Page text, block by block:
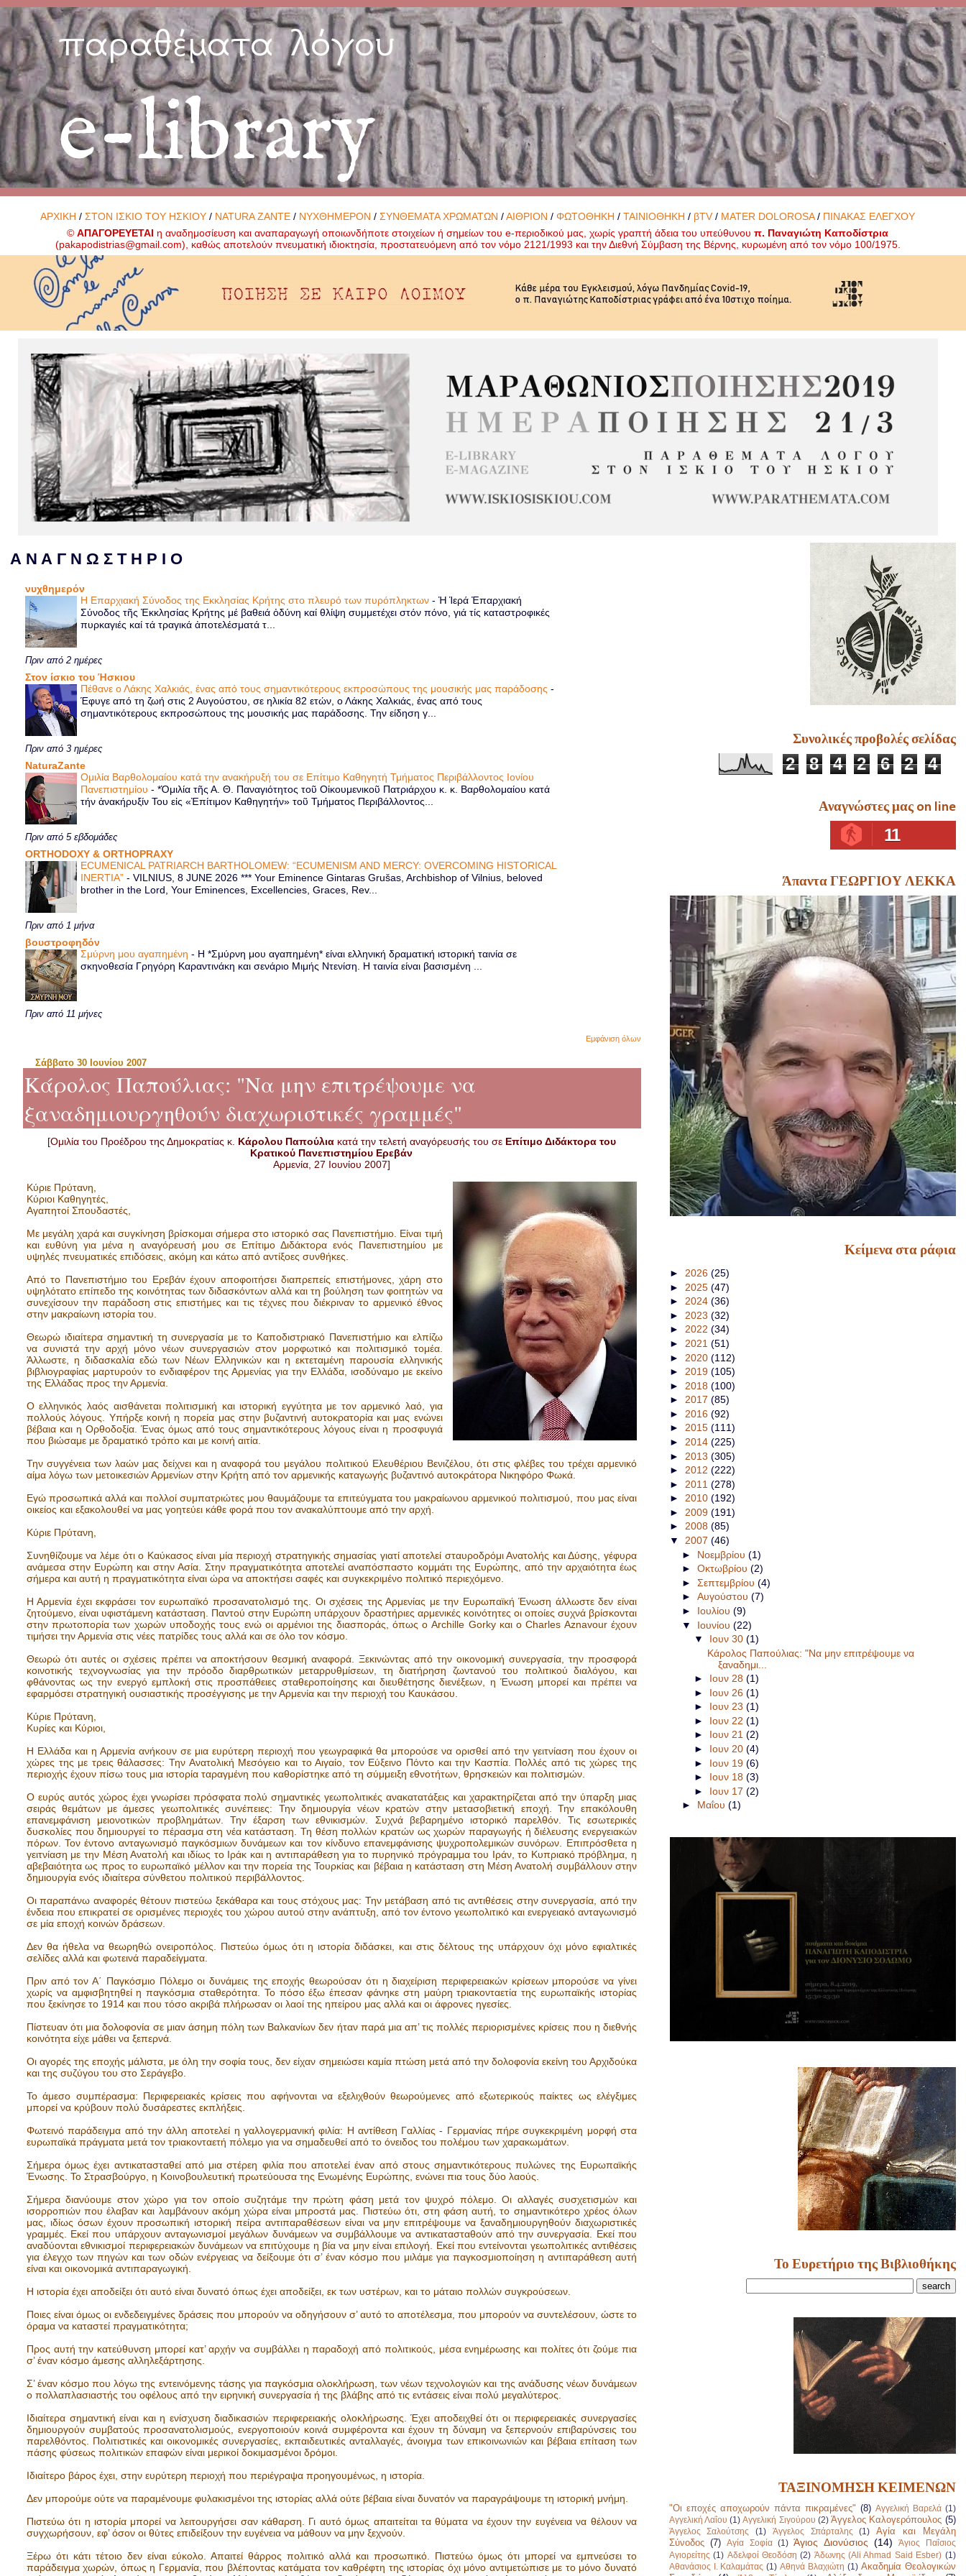
παραθέματα λόγου
e-library
ΑΡΧΙΚΗ /ΣΤΟΝ ΙΣΚΙΟ ΤΟΥ ΗΣΚΙΟΥ / NATURA ZANTE / ΝΥΧΘΗΜΕΡΟΝ /ΣΥΝΘΕΜΑΤΑ ΧΡΩΜΑΤΩΝ /ΑΙΘΡΙΟΝ /ΦΩΤΟΘΗΚΗ /ΤΑΙΝΙΟΘΗΚΗ / βTV / MATER DOLOROSA/ ΠΙΝΑΚΑΣ ΕΛΕΓΧΟΥ
©ΑΠΑΓΟΡΕΥΕΤΑΙ η αναδημοσίευση και αναπαραγωγή οποιωνδήποτε στοιχείων ή σημείων του e-περιοδικού μας, χωρίς γραπτή άδεια του υπεύθυνουπ. Παναγιώτη Καποδίστρια
(pakapodistrias@gmail.com), καθώς αποτελούν πνευματική ιδιοκτησία, προστατευόμενη από τον νόμο 2121/1993 και την Διεθνή Σύμβαση της Βέρνης, κυρωμένη από τον νόμο 100/1975.
Α Ν Α Γ Ν Ω Σ Τ Η Ρ Ι Ο
νυχθημερόν
Η Επαρχιακή Σύνοδος της Εκκλησίας Κρήτης στο πλευρό των πυρόπληκτων-Ἡ Ἱερά Ἐπαρχιακή
Σύνοδος τῆς Ἐκκλησίας Κρήτης μέ βαθειά ὀδύνη καί θλίψη συμμετέχει στόν πόνο, γιά τίς καταστροφικές
πυρκαγιές καί τά τραγικά ἀποτελέσματά τ...
Πριν από 2 ημέρες
Στον ίσκιο του Ήσκιου
Πέθανε ο Λάκης Χαλκιάς, ένας από τους σημαντικότερους εκπροσώπους της μουσικής μας παράδοσης-
Έφυγε από τη ζωή στις 2 Αυγούστου, σε ηλικία 82 ετών, ο Λάκης Χαλκιάς, ένας από τους
σημαντικότερους εκπροσώπους της μουσικής μας παράδοσης. Την είδηση γ...
Πριν από 3 ημέρες
NaturaZante
Ομιλία Βαρθολομαίου κατά την ανακήρυξή του σε Επίτιμο Καθηγητή Τμήματος Περιβάλλοντος Ιονίου
Πανεπιστημίου-*Ὁμιλία τῆς Α. Θ. Παναγιότητος τοῦ Οἰκουμενικοῦ Πατριάρχου κ. κ. Βαρθολομαίου κατά
τήν ἀνακήρυξίν Του εἰς «Ἐπίτιμον Καθηγητήν» τοῦ Τμήματος Περιβάλλοντος...
Πριν από 5 εβδομάδες
ORTHODOXY & ORTHOPRAXY
ECUMENICAL PATRIARCH BARTHOLOMEW: “ECUMENISM AND MERCY: OVERCOMING HISTORICAL
INERTIA”-VILNIUS, 8 JUNE 2026 *** Your Eminence Gintaras Grušas, Archbishop of Vilnius, beloved
brother in the Lord, Your Eminences, Excellencies, Graces, Rev...
Πριν από 1 μήνα
βουστροφηδόν
Σμύρνη μου αγαπημένη- Η *Σμύρνη μου αγαπημένη* είναι ελληνική δραματική ιστορική ταινία σε
σκηνοθεσία Γρηγόρη Καραντινάκη και σενάριο Μιμής Ντενίση. Η ταινία είναι βασισμένη ...
Πριν από 11 μήνες
Εμφάνιση όλων
Σάββατο 30 Ιουνίου 2007
Κάρολος Παπούλιας: "Να μην επιτρέψουμε να
ξαναδημιουργηθούν διαχωριστικές γραμμές"
[Ομιλία του Προέδρου της Δημοκρατίας κ. Κάρολου Παπούλιακατά την τελετή αναγόρευσής του σε Επίτιμο Διδάκτορα του
Κρατικού Πανεπιστημίου Ερεβάν
Αρμενία, 27 Ιουνίου 2007]
Κύριε Πρύτανη,
Κύριοι Καθηγητές,
Αγαπητοί Σπουδαστές,
Με μεγάλη χαρά και συγκίνηση βρίσκομαι σήμερα στο ιστορικό σας Πανεπιστήμιο. Είναι τιμή
και ευθύνη για μένα η αναγόρευσή μου σε Επίτιμο Διδάκτορα ενός Πανεπιστημίου με
υψηλές πνευματικές επιδόσεις, ακόμη και κάτω από αντίξοες συνθήκες.
Από το Πανεπιστήμιο του Ερεβάν έχουν αποφοιτήσει διαπρεπείς επιστήμονες, χάρη στο
υψηλότατο επίπεδο της κοινότητας των διδασκόντων αλλά και τη βούληση των φοιτητών να
συνεχίσουν την παράδοση στις επιστήμες και τις τέχνες που διέκριναν το αρμενικό έθνος
στην μακραίωνη ιστορία του.
Θεωρώ ιδιαίτερα σημαντική τη συνεργασία με το Καποδιστριακό Πανεπιστήμιο και ελπίζω
να συνιστά την αρχή μόνο νέων συνεργασιών στον μορφωτικό και πολιτισμικό τομέα.
Άλλωστε, η διδασκαλία εδώ των Νέων Ελληνικών και η εκτεταμένη παρουσία ελληνικής
βιβλιογραφίας μαρτυρούν το ενδιαφέρον της Αρμενίας για την Ελλάδα, ισοδύναμο με εκείνο
της Ελλάδας προς την Αρμενία.
Ο ελληνικός λαός αισθάνεται πολιτισμική και ιστορική εγγύτητα με τον αρμενικό λαό, για
πολλούς λόγους. Υπήρξε κοινή η πορεία μας στην βυζαντινή αυτοκρατορία και μας ενώνει
βέβαια και η Ορθοδοξία. Ένας όμως από τους σημαντικότερους λόγους είναι η προσφυγιά
που βιώσαμε με δραματικό τρόπο και με κοινή αιτία.
Την συγγένεια των λαών μας δείχνει και η αναφορά του μεγάλου πολιτικού Ελευθέριου Βενιζέλου, ότι στις φλέβες του τρέχει αρμενικό
αίμα λόγω των μετοικεσιών Αρμενίων στην Κρήτη από τον αρμενικής καταγωγής βυζαντινό αυτοκράτορα Νικηφόρο Φωκά.
Εγώ προσωπικά αλλά και πολλοί συμπατριώτες μου θαυμάζουμε τα επιτεύγματα του μακραίωνου αρμενικού πολιτισμού, που μας είναι
οικείος και εξακολουθεί να μας γοητεύει κάθε φορά που τον ανακαλύπτουμε από την αρχή.
Κύριε Πρύτανη,
Συνηθίζουμε να λέμε ότι ο Καύκασος είναι μία περιοχή στρατηγικής σημασίας γιατί αποτελεί σταυροδρόμι Ανατολής και Δύσης, γέφυρα
ανάμεσα στην Ευρώπη και στην Ασία. Στην πραγματικότητα αποτελεί αναπόσπαστο κομμάτι της Ευρώπης, από την αρχαιότητα έως
σήμερα και αυτή η πραγματικότητα είναι ώρα να αποκτήσει σαφές και συγκεκριμένο πολιτικό περιεχόμενο.
Η Αρμενία έχει εκφράσει τον ευρωπαϊκό προσανατολισμό της. Οι σχέσεις της Αρμενίας με την Ευρωπαϊκή Ένωση άλλωστε δεν είναι
ζητούμενο, είναι υφιστάμενη κατάσταση. Παντού στην Ευρώπη υπάρχουν δραστήριες αρμενικές κοινότητες οι οποίες συχνά βρίσκονται
στην πρωτοπορία των χωρών υποδοχής τους ενώ οι αρμένιοι της διασποράς, όπως ο Archille Gorky και ο Charles Aznavour έχουν
τιμήσει την Αρμενία στις νέες πατρίδες τους αλλά και σε όλο τον κόσμο.
Θεωρώ ότι αυτές οι σχέσεις πρέπει να αποκτήσουν θεσμική αναφορά. Ξεκινώντας από την οικονομική συνεργασία, την προσφορά
κοινοτικής τεχνογνωσίας για την πρόοδο διαρθρωτικών μεταρρυθμίσεων, τη διατήρηση ζωντανού του πολιτικού διαλόγου, και
φθάνοντας ως την ενεργό εμπλοκή στις προσπάθειες σταθεροποίησης και διευθέτησης διενέξεων, η Ένωση μπορεί και πρέπει να
εφαρμόσει στρατηγική ουσιαστικής προσέγγισης με την Αρμενία και την περιοχή του Καυκάσου.
Κύριε Πρύτανη,
Κυρίες και Κύριοι,
Η Ελλάδα και η Αρμενία ανήκουν σε μια ευρύτερη περιοχή που γεωγραφικά θα μπορούσε να ορισθεί από την γειτνίαση που έχουν οι
χώρες της με τρεις θάλασσες: Την Ανατολική Μεσόγειο και το Αιγαίο, τον Εύξεινο Πόντο και την Κασπία. Πολλές από τις χώρες της
περιοχής έχουν πίσω τους μια ιστορία ταραγμένη που καθορίστηκε από τη σύμμειξη εθνοτήτων, θρησκειών και πολιτισμών.
Ο ευρύς αυτός χώρος έχει γνωρίσει πρόσφατα πολύ σημαντικές γεωπολιτικές ανακατατάξεις και χαρακτηρίζεται από την ύπαρξη μιας
σειράς θεμάτων με άμεσες γεωπολιτικές συνέπειες: Την δημιουργία νέων κρατών στην μετασοβιετική εποχή. Την επακόλουθη
επανεμφάνιση μειονοτικών προβλημάτων. Την έξαρση των εθνικισμών. Συχνά βεβαρημένο ιστορικό παρελθόν. Τις εσωτερικές
δυσκολίες που δημιουργεί το πέρασμα στη νέα κατάσταση. Τη θέση πολλών κρατών ως χωρών παραγωγής ή διέλευσης ενεργειακών
πόρων. Τον έντονο ανταγωνισμό παγκόσμιων δυνάμεων και τον κίνδυνο επανεμφάνισης ψυχροπολεμικών συνόρων. Επιπρόσθετα η
γειτνίαση με την Μέση Ανατολή και ιδίως το Ιράκ και η αντιπαράθεση για το πυρηνικό πρόγραμμα του Ιράν, το Κυπριακό πρόβλημα, η
αβεβαιότητα ως προς το ευρωπαϊκό μέλλον και την πορεία της Τουρκίας και βέβαια η κατάσταση στη Μέση Ανατολή συμβάλλουν στην
δημιουργία ενός ιδιαίτερα σύνθετου πολιτικού περιβάλλοντος.
Οι παραπάνω αναφορές θέτουν πιστεύω ξεκάθαρα και τους στόχους μας: Την μετάβαση από τις αντιθέσεις στην συνεργασία, από την
ένδεια που επικρατεί σε ορισμένες περιοχές του χώρου αυτού στην ανάπτυξη, από τον έντονο γεωπολιτικό και ενεργειακό ανταγωνισμό
σε μία εποχή κοινών δράσεων.
Δεν θα ήθελα να θεωρηθώ ονειροπόλος. Πιστεύω όμως ότι η ιστορία διδάσκει, και στις δέλτους της υπάρχουν όχι μόνο εφιαλτικές
σελίδες αλλά και φωτεινά παραδείγματα.
Πριν από τον Α΄ Παγκόσμιο Πόλεμο οι δυνάμεις της εποχής θεωρούσαν ότι η διαχείριση περιφερειακών κρίσεων μπορούσε να γίνει
χωρίς να αμφισβητηθεί η παγκόσμια σταθερότητα. Το πόσο έξω έπεσαν φάνηκε στη μαύρη τριακονταετία της ευρωπαϊκής ιστορίας
που ξεκίνησε το 1914 και που τόσο ακριβά πλήρωσαν οι λαοί της ηπείρου μας αλλά και οι άφρονες ηγεσίες.
Πίστευαν ότι μια δολοφονία σε μιαν άσημη πόλη των Βαλκανίων δεν ήταν παρά μια απ’ τις πολλές περιορισμένες κρίσεις που η διεθνής
κοινότητα είχε μάθει να ξεπερνά.
Οι αγορές της εποχής μάλιστα, με όλη την σοφία τους, δεν είχαν σημειώσει καμία πτώση μετά από την δολοφονία εκείνη του Αρχιδούκα
και της συζύγου του στο Σεράγεβο.
Το άμεσο συμπέρασμα: Περιφερειακές κρίσεις που αφήνονται να εξελιχθούν θεωρούμενες από εξωτερικούς παίκτες ως ελέγξιμες
μπορεί να κρύβουν πολύ δυσάρεστες εκπλήξεις.
Φωτεινό παράδειγμα από την άλλη αποτελεί η γαλλογερμανική φιλία: Η αντίθεση Γαλλίας - Γερμανίας πήρε συγκεκριμένη μορφή στα
ευρωπαϊκά πράγματα μετά τον τριακονταετή πόλεμο για να σημαδευθεί από το όνειδος του πολέμου των χαρακωμάτων.
Σήμερα όμως έχει αντικατασταθεί από μια στέρεη φιλία που αποτελεί έναν από στους σημαντικότερους πυλώνες της Ευρωπαϊκής
Ένωσης. Το Στρασβούργο, η Κοινοβουλευτική πρωτεύουσα της Ενωμένης Ευρώπης, ενώνει πια τους δύο λαούς.
Σήμερα διανύουμε στον χώρο για τον οποίο συζητάμε την πρώτη φάση μετά τον ψυχρό πόλεμο. Οι αλλαγές συσχετισμών και
ισορροπιών που έλαβαν και λαμβάνουν ακόμη χώρα είναι μπροστά μας. Πιστεύω ότι, στη φάση αυτή, το σημαντικότερο χρέος όλων
μας, ιδίως όσων έχουν προσωπική ιστορική πείρα αντιπαραθέσεων είναι να μην επιτρέψουμε να ξαναδημιουργηθούν διαχωριστικές
γραμμές. Εκεί που υπάρχουν ανταγωνισμοί μεγάλων δυνάμεων να συμβάλλουμε να αντικατασταθούν από την συνεργασία. Εκεί που
αναδύονται εθνικισμοί περιφερειακών δυνάμεων να επιτύχουμε η βία να μην είναι επιλογή. Εκεί που εντείνονται γεωπολιτικές αντιθέσεις
για έλεγχο των πηγών και των οδών ενέργειας να δείξουμε ότι σ’ έναν κόσμο που μιλάμε για παγκοσμιοποίηση η αντιπαράθεση αυτή
είναι και οικονομικά αντιπαραγωγική.
Η ιστορία έχει αποδείξει ότι αυτό είναι δυνατό όπως έχει αποδείξει, εκ των υστέρων, και το μάταιο πολλών συγκρούσεων.
Ποιες είναι όμως οι ενδεδειγμένες δράσεις που μπορούν να οδηγήσουν σ’ αυτό το αποτέλεσμα, που μπορούν να συντελέσουν, ώστε το
όραμα να καταστεί πραγματικότητα;
Προς αυτή την κατεύθυνση μπορεί κατ’ αρχήν να συμβάλλει η παραδοχή από πολιτικούς, μέσα ενημέρωσης και πολίτες ότι ζούμε πια
σ’ έναν κόσμο άμεσης αλληλεξάρτησης.
Σ’ έναν κόσμο που λόγω της εντεινόμενης τάσης για παγκόσμια ολοκλήρωση, των νέων τεχνολογιών και της ανάδυσης νέων δυνάμεων
ο πολλαπλασιαστής του οφέλους από την ειρηνική συνεργασία ή της βλάβης από τις εντάσεις είναι πολύ μεγαλύτερος.
Ιδιαίτερα σημαντική είναι και η ενίσχυση διαδικασιών περιφερειακής ολοκλήρωσης. Έχει αποδειχθεί ότι οι περιφερειακές συνεργασίες
δημιουργούν συμβατούς προσανατολισμούς, ενεργοποιούν κοινά συμφέροντα και έχουν τη δύναμη να ξεπερνούν επιβαρύνσεις του
παρελθόντος. Πολιτιστικές και οικονομικές συνεργασίες, εκπαιδευτικές ανταλλαγές, άνοιγμα των επικοινωνιών και βέβαια επίταση των
πάσης φύσεως πολιτικών επαφών είναι μερικοί δοκιμασμένοι δρόμοι.
Ιδιαίτερο βάρος έχει, στην ευρύτερη περιοχή που περιέγραψα προηγουμένως, η ιστορία.
Δεν μπορούμε ούτε να παραμένουμε φυλακισμένοι της ιστορίας αλλά ούτε βέβαια είναι δυνατόν να παραγράψουμε τη ιστορική μνήμη.
Πιστεύω ότι η ιστορία μπορεί να λειτουργήσει σαν κάθαρση. Γι αυτό όμως απαιτείται τα θύματα να έχουν την ευγένεια να θέλουν να
συγχωρήσουν, εφ’ όσον οι θύτες επιδείξουν την ευγένεια να μάθουν να μην ξεχνούν.
Ξέρω ότι κάτι τέτοιο δεν είναι εύκολο. Απαιτεί θάρρος πολιτικό αλλά και προσωπικό. Πιστεύω όμως ότι μπορεί να εμπνεύσει το
παράδειγμα χωρών, όπως η Γερμανία, που βλέποντας κατάματα τον καθρέφτη της ιστορίας όχι μόνο αντιμετώπισε με το μόνο δυνατό
Συνολικές προβολές σελίδας
2 8 4 2 6 2 4
Αναγνώστες μας on line
11
Άπαντα ΓΕΩΡΓΙΟΥ ΛΕΚΚΑ
Κείμενα στα ράφια
► 2026 (25)
► 2025 (47)
► 2024 (36)
► 2023 (32)
► 2022 (34)
► 2021 (51)
► 2020 (112)
► 2019 (105)
► 2018 (100)
► 2017 (85)
► 2016 (92)
► 2015 (111)
► 2014 (225)
► 2013 (305)
► 2012 (222)
► 2011 (278)
► 2010 (192)
► 2009 (191)
► 2008 (85)
▼ 2007 (46)
► Νοεμβρίου (1)
► Οκτωβρίου (2)
► Σεπτεμβρίου (4)
► Αυγούστου (7)
► Ιουλίου (9)
▼ Ιουνίου (22)
▼ Ιουν 30(1)
Κάρολος Παπούλιας: "Να μην επιτρέψουμε να
ξαναδημι...
► Ιουν 28(1)
► Ιουν 26(1)
► Ιουν 23(1)
► Ιουν 22(1)
► Ιουν 21(2)
► Ιουν 20(4)
► Ιουν 19(6)
► Ιουν 18(3)
► Ιουν 17(2)
► Μαΐου (1)
Το Ευρετήριο της Βιβλιοθήκης
ΤΑΞΙΝΟΜΗΣΗ ΚΕΙΜΕΝΩΝ
"Οι εποχές αποχωρούν πάντα πικραμένες" (8) Αγγελική Βαρελά (1)
Αγγελική Λαΐου (1) Αγγελική Σιγούρου (2) Άγγελος Καλογερόπουλος (5)
Άγγελος Σαλούτσης (1) Άγγελος Σπάρταλης (1)
Αγία και Μεγάλη
Σύνοδος (7) Αγία Σοφία (1) Άγιος Διονύσιος (14)
Άγιος Παΐσιος
Αγιορείτης (1) Αδελφοί Θεοδόση (2) Άδωνης (Ali Ahmad Said Esber) (1)
Αθανάσιος Ι. Καλαμάτας (1) Αθηνά Βλαχιώτη (1) Ακαδημία Θεολογικών